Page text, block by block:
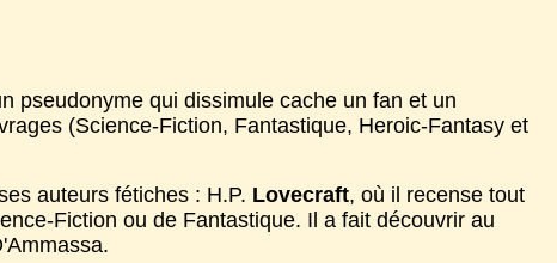
pseudonyme qui dissimule cache un fan et un
(Science-Fiction, Fantastique, Heroic-Fantasy et
auteurs fétiches : H.P. Lovecraft, où il recense tout
Fiction ou de Fantastique. Il a fait découvrir au